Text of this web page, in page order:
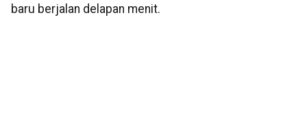
baru berjalan delapan menit.